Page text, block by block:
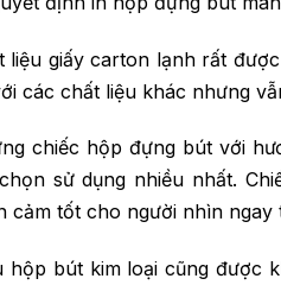
liệu giấy carton lạnh rất
các chất liệu khác nhưng
chiếc hộp đựng bút với
sử dụng nhiều nhất.
cảm tốt cho người nhìn ngay
hộp bút kim loại cũng được